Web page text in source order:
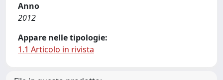
Anno
2012
Appare nelle tipologie:
1.1 Articolo in rivista